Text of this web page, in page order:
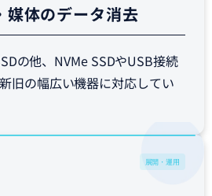
媒体のデータ消去
の他、NVMe SSDやUSB接続
旧の幅広い機器に対応してい
展開・運用